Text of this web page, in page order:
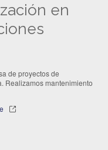
en
de proyectos de
Realizamos mantenimiento